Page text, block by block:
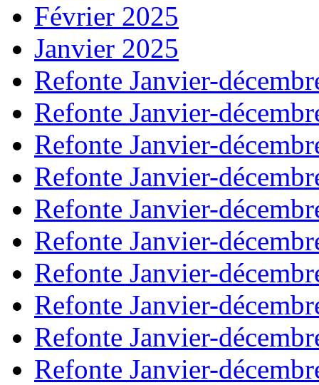
Février 2025
Janvier 2025
Refonte Janvier-
Refonte Janvier-
Refonte Janvier-
Refonte Janvier-
Refonte Janvier-
Refonte Janvier-
Refonte Janvier-
Refonte Janvier-
Refonte Janvier-
Refonte Janvier-